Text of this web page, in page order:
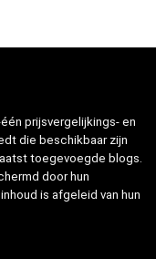
prijsvergelijkings- en
die beschikbaar zijn
toegevoegde blogs.
door hun
is afgeleid van hun